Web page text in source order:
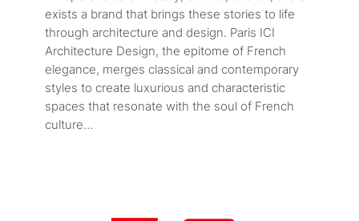
exists a brand that brings these stories to life
through architecture and design. Paris ICI
Architecture Design, the epitome of French
elegance, merges classical and contemporary
styles to create luxurious and characteristic
spaces that resonate with the soul of French
culture…